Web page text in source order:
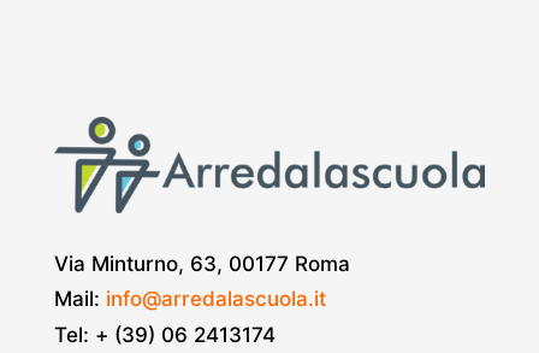
Via Minturno, 63, 00177 Roma
Mail: info@arredalascuola.it
Tel: + (39) 06 2413174